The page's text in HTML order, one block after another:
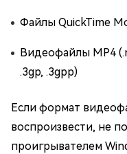
Файлы QuickTime
Видеофайлы MP4
.3gp, .3gpp)
Если формат
воспроизвести, не
проигрывателем